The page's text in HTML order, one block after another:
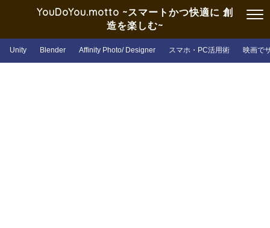
YouDoYou.motto ~スマートかつ快適に 創
造を楽しむ~
Unity Blender Affinity Photo/ Designer スマホ・PC活用術 映画で